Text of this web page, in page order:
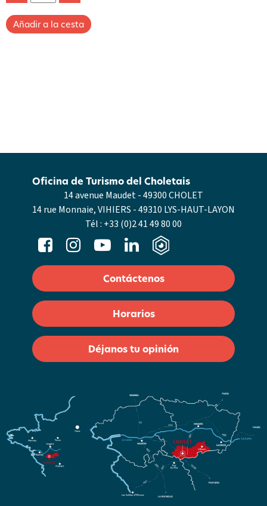
14 avenue Maudet - 49300 CHOLET
14 rue Monnaie, VIHIERS - 49310 LYS-HAUT-LAYON
Tél : +33 (0)2 41 49 80 00
Oficina de Turismo del Choletais
Contáctenos
Horarios
Déjanos tu opinión